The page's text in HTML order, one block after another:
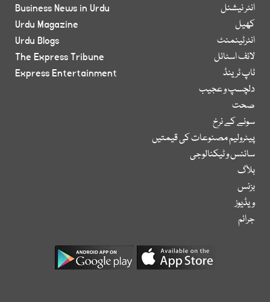
انٹر نیشنل
کھیل
انٹرٹینمنٹ
لائف اسٹائل
ٹاپ ٹرینڈ
دلچسپ و عجیب
صحت
سونے کے نرخ
پیٹرولیم مصنوعات کی قیمتیں
سائنس و ٹیکنالوجی
بلاگ
بزنس
ویڈیوز
جرائم
Business News in Urdu
Urdu Magazine
Urdu Blogs
The Express Tribune
Express Entertainment